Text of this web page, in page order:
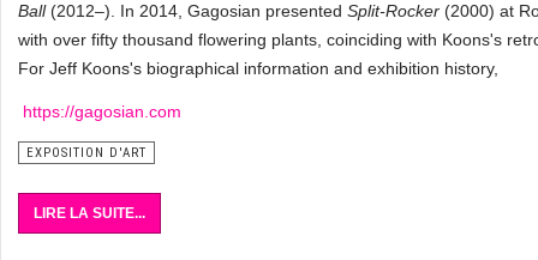
Ball(2012–). In 2014, Gagosian presented Split-Rocker (2000) at
with over fifty thousand flowering plants, coinciding with Koons's
For Jeff Koons's biographical information and exhibition history,
https://gagosian.com
EXPOSITION D'ART
LIRE LA SUITE...